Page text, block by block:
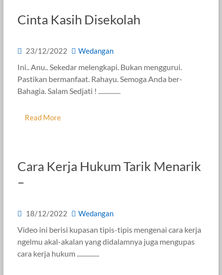
Cinta Kasih Disekolah
23/12/2022 Wedangan
Ini.. Anu.. Sekedar melengkapi. Bukan menggurui.
Pastikan bermanfaat. Rahayu. Semoga Anda ber-
Bahagia. Salam Sedjati ! ...............
Read More
Cara Kerja Hukum Tarik Menarik
–
18/12/2022 Wedangan
Video ini berisi kupasan tipis-tipis mengenai cara kerja
ngelmu akal-akalan yang didalamnya juga mengupas
cara kerja hukum ...............